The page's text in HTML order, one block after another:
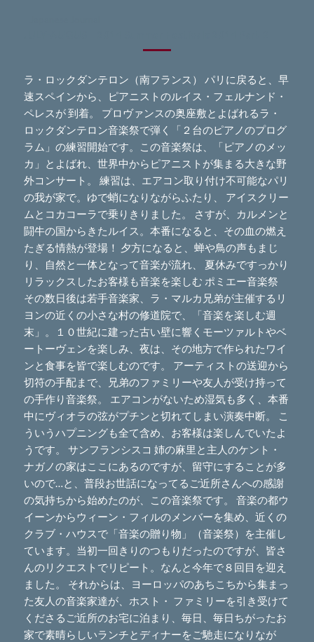
ラ・ロックダンテロン（南フランス） パリに戻ると、早
速スペインから、ピアニストのルイス・フェルナンド・
ペレスが 到着。 プロヴァンスの奥座敷とよばれるラ・
ロックダンテロン音楽祭で弾く「２台のピアノのプログ
ラム」の練習開始です。この音楽祭は、「ピアノのメッ
カ」とよばれ、世界中からピアニストが集まる大きな野
外コンサート。 練習は、エアコン取り付け不可能なパリ
の我が家で。ゆで蛸になりながらふたり、 アイスクリー
ムとコカコーラで乗りきりました。 さすが、カルメンと
闘牛の国からきたルイス。本番になると、その血の燃え
たぎる情熱が登場！ 夕方になると、蝉や鳥の声もまじ
り、自然と一体となって音楽が流れ、 夏休みですっかり
リラックスしたお客様も音楽を楽しむ ポミエー音楽祭
その数日後は若手音楽家、ラ・マルカ兄弟が主催するリ
ヨンの近くの小さな村の修道院で、「音楽を楽しむ週
末」。１０世紀に建った古い壁に響くモーツァルトやベ
ートーヴェンを楽しみ、夜は、その地方で作られたワイ
ンと食事を皆で楽しむのです。 アーティストの送迎から
切符の手配まで、兄弟のファミリーや友人が受け持って
の手作り音楽祭。 エアコンがないため湿気も多く、本番
中にヴィオラの弦がプチンと切れてしまい演奏中断。 こ
ういうハプニングも全て含め、お客様は楽しんでいたよ
うです。 サンフランシスコ 姉の麻里と主人のケント・
ナガノの家はここにあるのですが、留守にすることが多
いので…と、普段お世話になってるご近所さんへの感謝
の気持ちから始めたのが、この音楽祭です。 音楽の都ウ
イーンからウィーン・フィルのメンバーを集め、近くの
クラブ・ハウスで「音楽の贈り物」（音楽祭）を主催し
ています。当初一回きりのつもりだったのですが、皆さ
んのリクエストでリピート。なんと今年で８回目を迎え
ました。 それからは、ヨーロッパのあちこちから集まっ
た友人の音楽家達が、ホスト・ ファミリーを引き受けて
くださるご近所のお宅に泊まり、毎日、毎日ちがったお
家で素晴らしいランチとディナーをご馳走になりなが